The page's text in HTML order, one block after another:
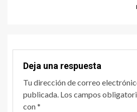
Deja una respuesta
Tu dirección de correo
publicada. Los campos
con*